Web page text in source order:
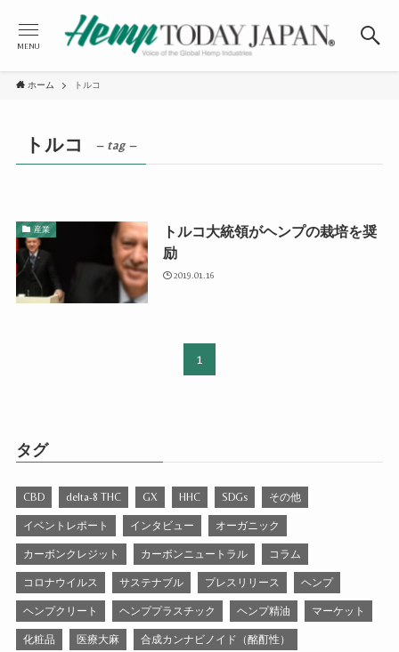
MENU
ホーム トルコ
トルコ – tag –
産業
トルコ大統領がヘンプの栽培を奨
励
2019.01.16
1
タグ
CBD delta-8 THC GX HHC SDGs その他
イベントレポート インタビュー オーガニック
カーボンクレジット カーボンニュートラル コラム
コロナウイルス サステナブル プレスリリース ヘンプ
ヘンプクリート ヘンププラスチック ヘンプ精油 マーケット
化粧品 医療大麻 合成カンナビノイド（酩酊性）